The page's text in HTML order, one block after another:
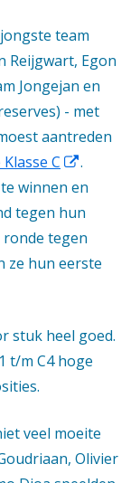
team
Reijgwart, Egon
Jongejan en
- met
aantreden
Klasse C
Opent
in
een
nieuw
venster
.
winnen en
tegen hun
tegen
ze hun eerste
stuk heel goed.
t/m C4 hoge
veel moeite
Olivier